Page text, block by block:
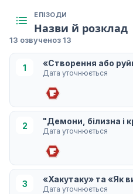
ЕПІЗОДИ
Назви й розклад
13 озвученоз 13
1 «Створення або
Дата уточнюється
2 "Демони, білизна і
Дата уточнюється
3 «Хакутаку» та «Як
Дата уточнюється